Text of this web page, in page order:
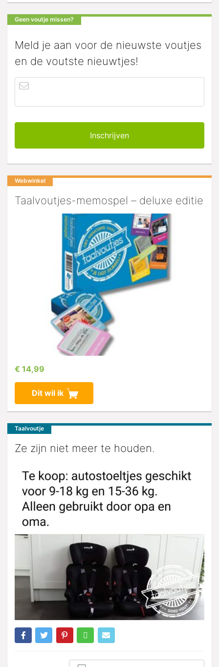
Geen voutje missen?
Meld je aan voor de nieuwste voutjes
en de voutste nieuwtjes!
Webwinkel
Taalvoutjes-memospel – deluxe editie
€ 14,99
Dit wil ik
Taalvoutje
Ze zijn niet meer te houden.